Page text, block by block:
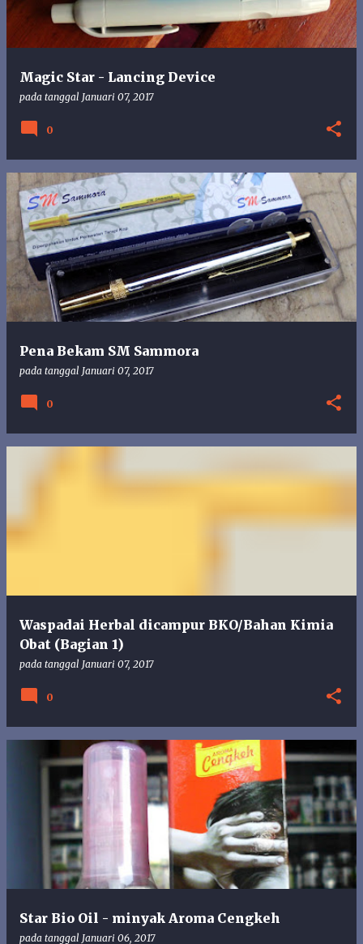
Magic Star - Lancing Device
pada tanggal Januari 07, 2017
0
Pena Bekam SM Sammora
pada tanggal Januari 07, 2017
0
Waspadai Herbal dicampur BKO/Bahan Kimia
Obat (Bagian 1)
pada tanggal Januari 07, 2017
0
Star Bio Oil - minyak Aroma Cengkeh
pada tanggal Januari 06, 2017